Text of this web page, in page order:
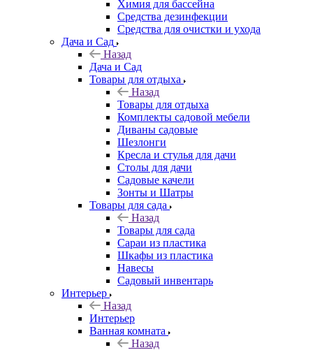
Химия для бассейна
Средства дезинфекции
Средства для очистки и ухода
Дача и Сад
Назад
Дача и Сад
Товары для отдыха
Назад
Товары для отдыха
Комплекты садовой мебели
Диваны садовые
Шезлонги
Кресла и стулья для дачи
Столы для дачи
Садовые качели
Зонты и Шатры
Товары для сада
Назад
Товары для сада
Сараи из пластика
Шкафы из пластика
Навесы
Садовый инвентарь
Интерьер
Назад
Интерьер
Ванная комната
Назад